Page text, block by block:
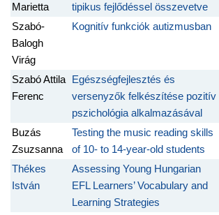
Marietta
tipikus fejlődéssel összevetve
Szabó-
Balogh
Virág
Kognitív funkciók autizmusban
Szabó Attila
Ferenc
Egészségfejlesztés és
versenyzők felkészítése pozitív
pszichológia alkalmazásával
Buzás
Zsuzsanna
Testing the music reading skills
of 10- to 14-year-old students
Thékes
István
Assessing Young Hungarian
EFL Learners’ Vocabulary and
Learning Strategies